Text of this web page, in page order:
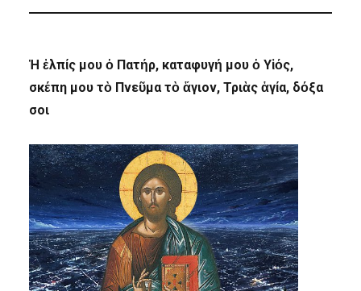
Ἡ ἐλπίς μου ὁ Πατήρ, καταφυγή μου ὁ Υἱός,
σκέπη μου τὸ Πνεῦμα τὸ ἅγιον, Τριὰς ἁγία, δόξα
σοι